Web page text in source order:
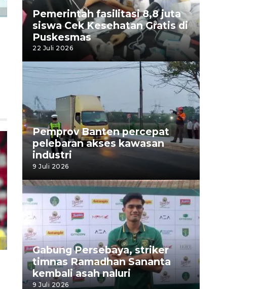
Pemerintah fasilitasi 8,8 juta
siswa Cek Kesehatan Gratis di
Puskesmas
22 Juli 2026
Pemprov Banten percepat
pelebaran akses kawasan
industri
9 Juli 2026
Gabung Persebaya, striker
timnas Ramadhan Sananta
kembali asah naluri
9 Juli 2026